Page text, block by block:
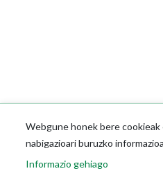
Webgune honek bere
nabigazioari buruzko
Informazio gehiago